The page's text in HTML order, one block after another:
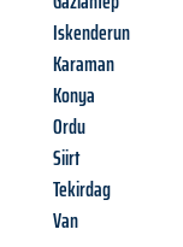
Iskenderun
Karaman
Konya
Ordu
Siirt
Tekirdag
Van